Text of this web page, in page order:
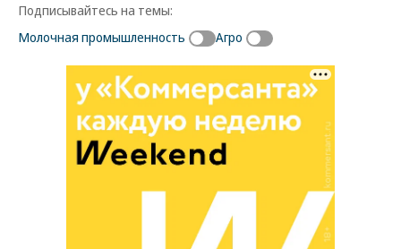
Подписывайтесь на темы:
Молочная промышленность
Агро